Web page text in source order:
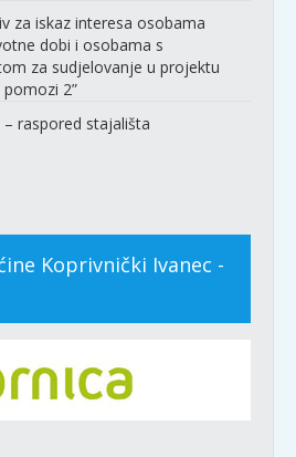
za iskaz interesa osobama
dobi i osobama s
za sudjelovanje u projektu
pomozi 2”
– raspored stajališta
Koprivnički Ivanec -